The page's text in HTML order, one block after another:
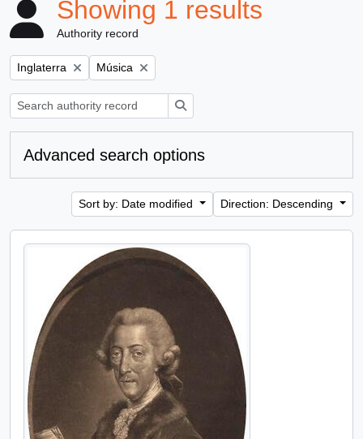
Showing 1 results
Authority record
Remove filter:
Inglaterra Remove filter:
Música
Advanced search options
Sort by: Date modified Direction: Descending